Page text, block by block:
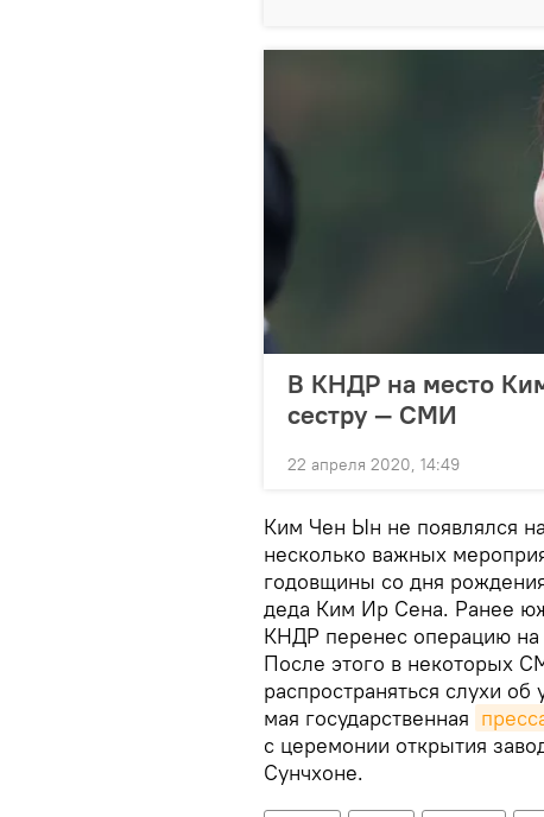
В КНДР на место
сестру — СМИ
22 апреля 2020, 14:49
Ким Чен Ын не появлялся
несколько важных
годовщины со дня
деда Ким Ир Сена. Ранее
КНДР перенес операцию на
После этого в некоторых
распространяться слухи
мая государственная
с церемонии открытия
Сунчхоне.